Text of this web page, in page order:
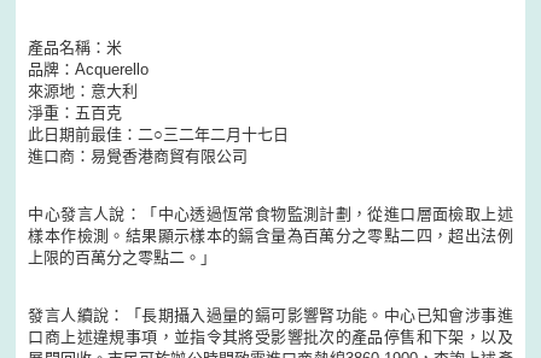
產品名稱：米
品牌：Acquerello
來源地：意大利
淨重：五百克
此日期前最佳：二○三二年二月十七日
進口商：易覺香港商貿有限公司
中心發言人說：「中心透過恆常食物監測計劃，從進口層面檢取上述
樣本作檢測。結果顯示樣本的鎘含量為百萬分之零點二四，超出法例
上限的百萬分之零點二。」
發言人續說：「長期攝入過量的鎘可影響腎功能。中心已知會涉事進
口商上述違規事項，並指令其將受影響批次的產品停售和下架，以及